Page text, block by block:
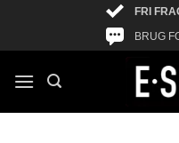
FRI
BRUG